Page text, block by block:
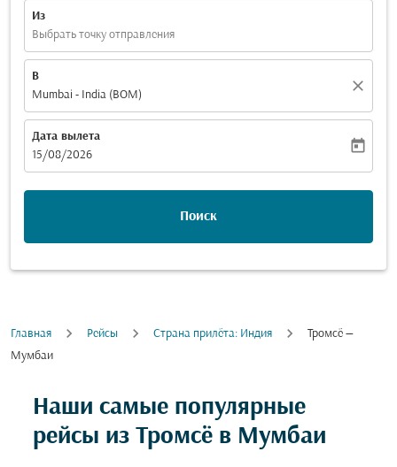
Из
Выбрать точку отправления
В
Mumbai - India (BOM)
close
Дата вылета
fc-booking-departure-date-aria-label
15/08/2026
today
Поиск
Главная Рейсы Cтрана прилёта: Индия
Тромсё —
Мумбаи
Наши самые популярные
рейсы из Тромсё в Мумбаи
Попробуйте обновить свой маршрут